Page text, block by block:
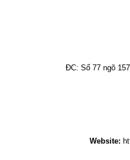
ĐC: Số 77 ngõ
Website: